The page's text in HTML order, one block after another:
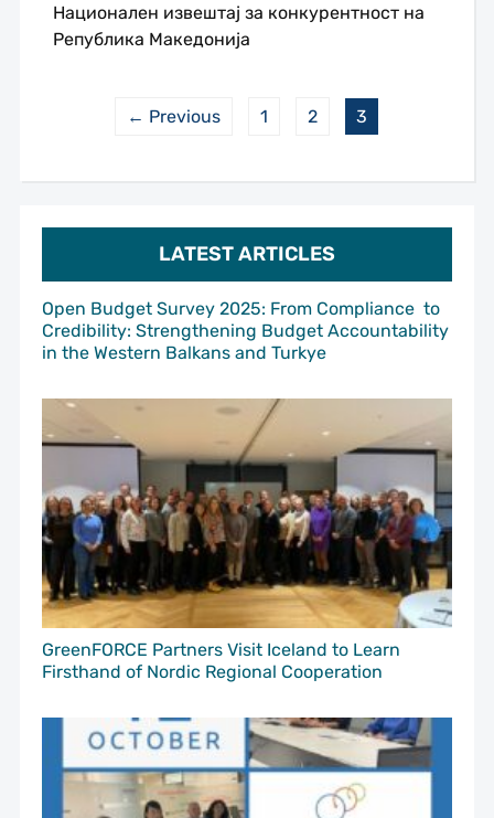
LATEST ARTICLES
Open Budget Survey 2025: From Compliance to
Credibility: Strengthening Budget Accountability
in the Western Balkans and Turkye
GreenFORCE Partners Visit Iceland to Learn
Firsthand of Nordic Regional Cooperation
Национален извештај за конкурентност на
Република Македонија
← Previous 1 2 3